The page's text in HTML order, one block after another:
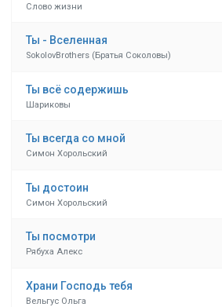
Слово жизни
Ты - Вселенная
SokolovBrothers (Братья Соколовы)
Ты всё содержишь
Шариковы
Ты всегда со мной
Симон Хорольский
Ты достоин
Симон Хорольский
Ты посмотри
Рябуха Алекс
Храни Господь тебя
Вельгус Ольга